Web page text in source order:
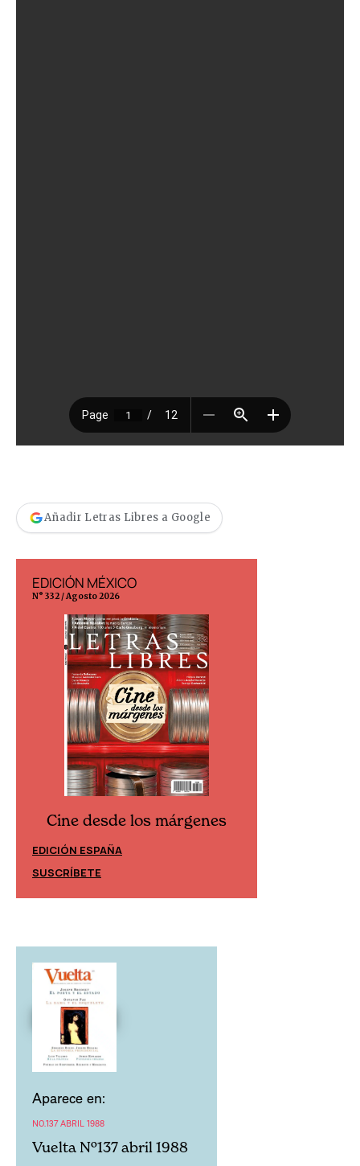
Añadir Letras Libres a Google
EDICIÓN MÉXICO
N° 332 / Agosto 2026
Cine desde los márgenes
EDICIÓN ESPAÑA
SUSCRÍBETE
Aparece en:
NO.137 ABRIL 1988
Vuelta Nº137 abril 1988